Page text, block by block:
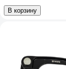
В корзину